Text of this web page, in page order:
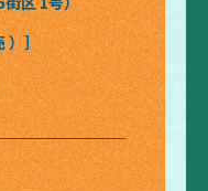
）］